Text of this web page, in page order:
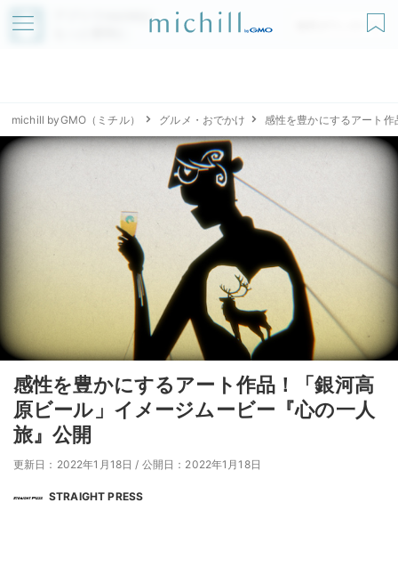
アプリでmichillが
無料ダウンロード
michill byGMO（ミチル） グルメ・おでかけ 感性を豊かにするアート
感性を豊かにするアート作品！「銀河高
原ビール」イメージムービー『心の一人
旅』公開
更新日：2022年1月18日 / 公開日：2022年1月18日
STRAIGHT PRESS